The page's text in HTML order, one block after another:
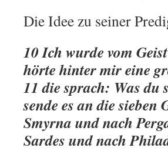
Die Idee zu seiner
10 Ich wurde vom
hörte hinter mir eine
11 die sprach: Was du
sende es an die
Smyrna und nach
Sardes und nach